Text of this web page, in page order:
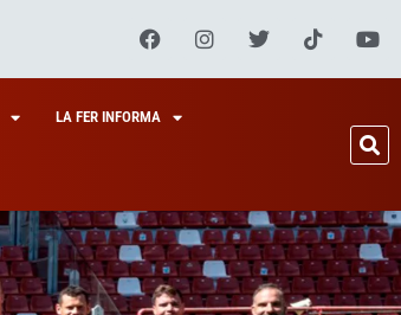
LA FER INFORMA